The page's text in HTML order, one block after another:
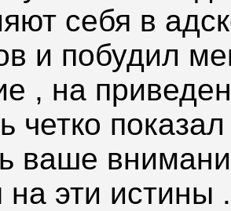
себя в
и побудил
, на
четко
ваше
на эти истины .